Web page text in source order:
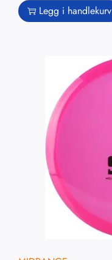
Legg i handlekurv